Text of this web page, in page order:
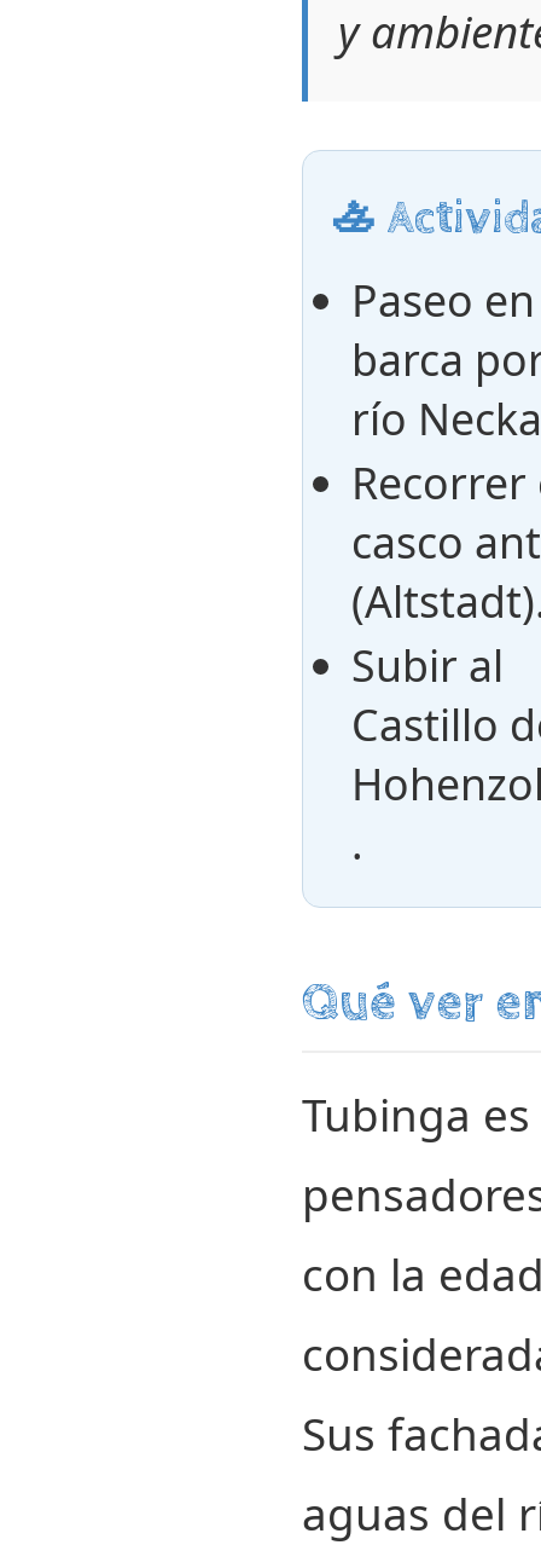
y
🚣
Paseo en
barca
río
Recorrer
casco
Subir al
Castillo
.
Qué ver
Tubinga
con la
Sus
aguas del